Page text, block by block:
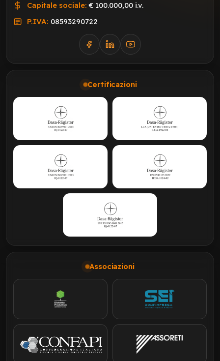
Capitale sociale: € 100.000,00 i.v.
P.IVA: 08593290722
Certificazioni
Associazioni